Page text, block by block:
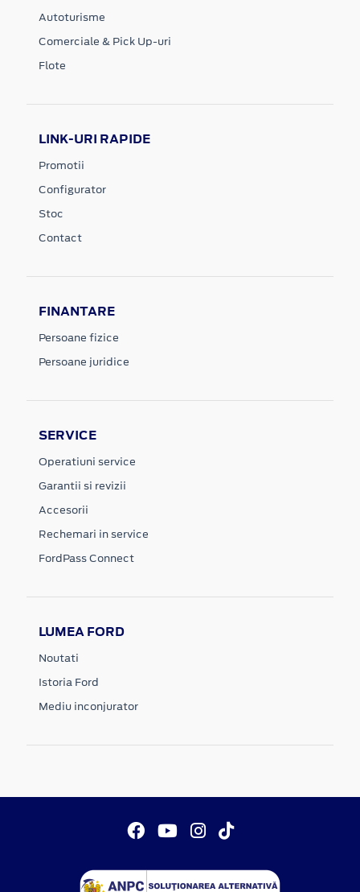
Autoturisme
Comerciale & Pick Up-uri
Flote
LINK-URI RAPIDE
Promotii
Configurator
Stoc
Contact
FINANTARE
Persoane fizice
Persoane juridice
SERVICE
Operatiuni service
Garantii si revizii
Accesorii
Rechemari in service
FordPass Connect
LUMEA FORD
Noutati
Istoria Ford
Mediu inconjurator